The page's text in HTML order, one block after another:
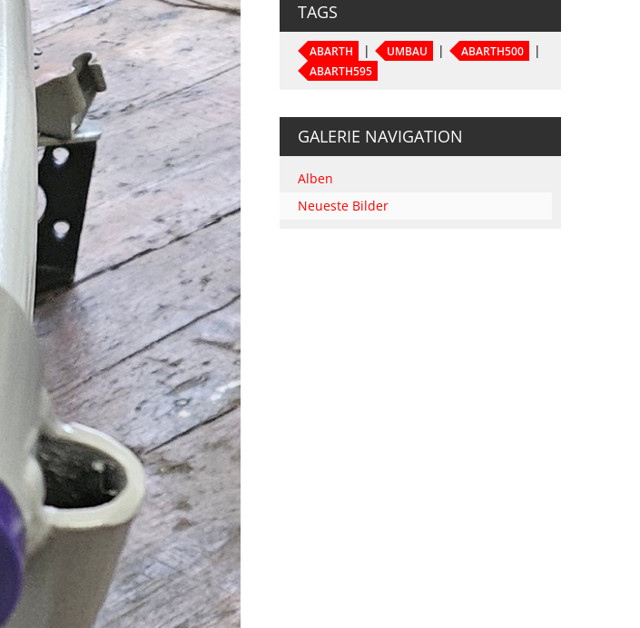
TAGS
ABARTH UMBAU
ABARTH500
ABARTH595
GALERIE NAVIGATION
Alben
Neueste Bilder